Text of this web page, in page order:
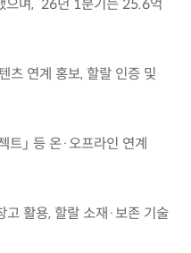
며, ’26년 1분기는 25.6억
츠 연계 홍보, 할랄 인증 및
」 등 온·오프라인 연계
활용, 할랄 소재·보존 기술